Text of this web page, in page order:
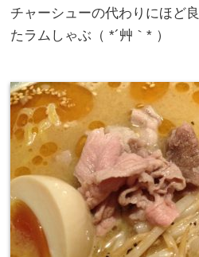
チャーシューの代わりにほど
たラムしゃぶ（ *´艸｀* ）